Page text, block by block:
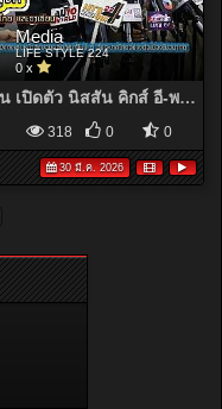
Media
LIFE STYLE 224
0 x
นิสสัน เปิดตัว นิสสัน คิกส์ อี-พาวเวอร์ ใหม่
318 0 0
30 มี.ค. 2026